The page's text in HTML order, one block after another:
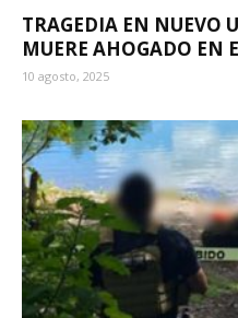
TRAGEDIA EN NUEVO
MUERE AHOGADO EN
10 agosto, 2025